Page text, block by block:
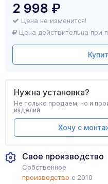
2 998 ₽
Цена не изменится!
Цена действительна при
Свое производство
Собственное
производство с 2010
Нужна установка?
Не только продаем, но и
изделий
Хочу с